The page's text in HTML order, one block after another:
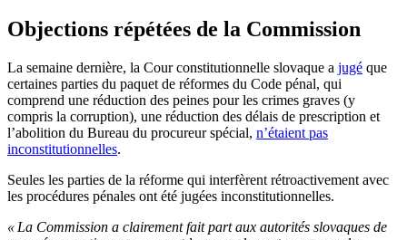
Objections répétées de la Commission
La semaine dernière, la Cour constitutionnelle slovaque a jugé que
certaines parties du paquet de réformes du Code pénal, qui
comprend une réduction des peines pour les crimes graves (y
compris la corruption), une réduction des délais de prescription et
l’abolition du Bureau du procureur spécial, n’étaient pas
inconstitutionnelles.
Seules les parties de la réforme qui interfèrent rétroactivement avec
les procédures pénales ont été jugées inconstitutionnelles.
« La Commission a clairement fait part aux autorités slovaques de